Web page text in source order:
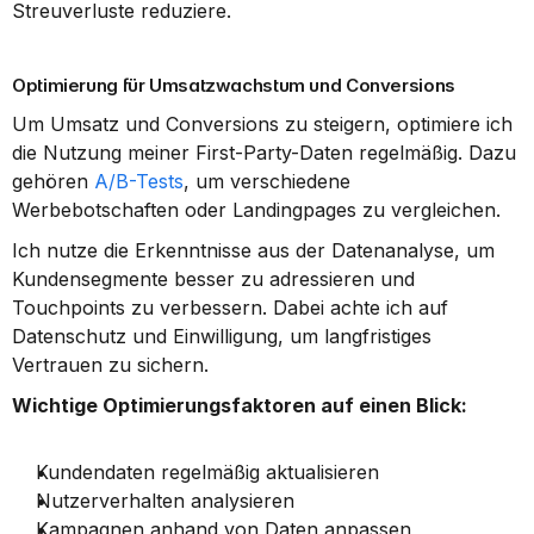
Streuverluste reduziere.
Optimierung für Umsatzwachstum und Conversions
Um Umsatz und Conversions zu steigern, optimiere ich
die Nutzung meiner First-Party-Daten regelmäßig. Dazu
gehören A/B-Tests, um verschiedene
Werbebotschaften oder Landingpages zu vergleichen.
Ich nutze die Erkenntnisse aus der Datenanalyse, um
Kundensegmente besser zu adressieren und
Touchpoints zu verbessern. Dabei achte ich auf
Datenschutz und Einwilligung, um langfristiges
Vertrauen zu sichern.
Wichtige Optimierungsfaktoren auf einen Blick:
Kundendaten regelmäßig aktualisieren
Nutzerverhalten analysieren
Kampagnen anhand von Daten anpassen